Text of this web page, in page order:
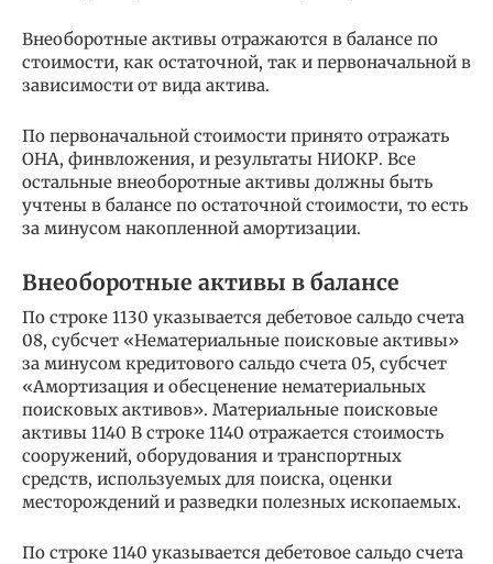
Внеоборотные активы отражаются в балансе по
стоимости, как остаточной, так и первоначальной в
зависимости от вида актива.
По первоначальной стоимости принято отражать
ОНА, финвложения, и результаты НИОКР. Все
остальные внеоборотные активы должны быть
учтены в балансе по остаточной стоимости, то есть
за минусом накопленной амортизации.
Внеоборотные активы в балансе
По строке 1130 указывается дебетовое сальдо счета
08, субсчет «Нематериальные поисковые активы»
за минусом кредитового сальдо счета 05, субсчет
«Амортизация и обесценение нематериальных
поисковых активов». Материальные поисковые
активы 1140 В строке 1140 отражается стоимость
сооружений, оборудования и транспортных
средств, используемых для поиска, оценки
месторождений и разведки полезных ископаемых.
По строке 1140 указывается дебетовое сальдо счета